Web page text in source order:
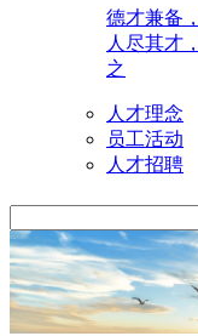
德才兼备
人尽其才
之
人才理念
员工活动
人才招聘